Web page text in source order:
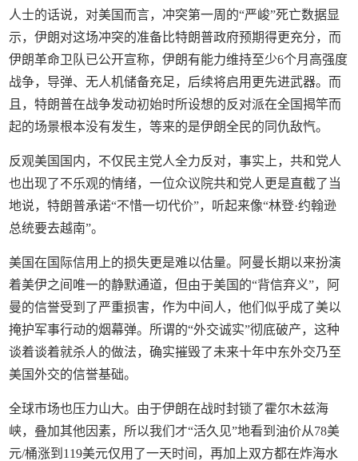
人士的话说，对美国而言，冲突第一周的“严峻”死亡数据显
示，伊朗对这场冲突的准备比特朗普政府预期得更充分，而
伊朗革命卫队已公开宣称，伊朗有能力维持至少6个月高强度
战争，导弹、无人机储备充足，后续将启用更先进武器。而
且，特朗普在战争发动初始时所设想的反对派在全国揭竿而
起的场景根本没有发生，等来的是伊朗全民的同仇敌忾。
反观美国国内，不仅民主党人全力反对，事实上，共和党人
也出现了不乐观的情绪，一位众议院共和党人更是直截了当
地说，特朗普承诺“不惜一切代价”，听起来像“林登·约翰逊
总统要去越南”。
美国在国际信用上的损失更是难以估量。阿曼长期以来扮演
着美伊之间唯一的静默通道，但由于美国的“背信弃义”，阿
曼的信誉受到了严重损害，作为中间人，他们似乎成了美以
掩护军事行动的烟幕弹。所谓的“外交诚实”彻底破产，这种
谈着谈着就杀人的做法，确实摧毁了未来十年中东外交乃至
美国外交的信誉基础。
全球市场也压力山大。由于伊朗在战时封锁了霍尔木兹海
峡，叠加其他因素，所以我们才“活久见”地看到油价从78美
元/桶涨到119美元仅用了一天时间，再加上双方都在炸海水